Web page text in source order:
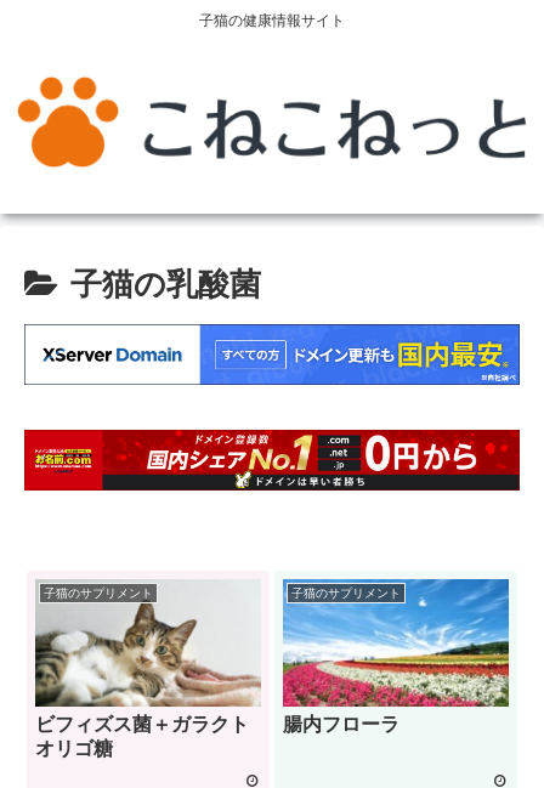
子猫の健康情報サイト
子猫の乳酸菌
子猫のサプリメント
ビフィズス菌＋ガラクト
オリゴ糖
子猫のサプリメント
腸内フローラ